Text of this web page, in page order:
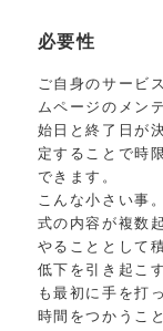
必要性
ご自身のサービ
ムページのメン
始日と終了日が
定することで時
できます。
こんな小さい事
式の内容が複数
やることとして
低下を引き起こ
も最初に手を打
時間をつかうこ